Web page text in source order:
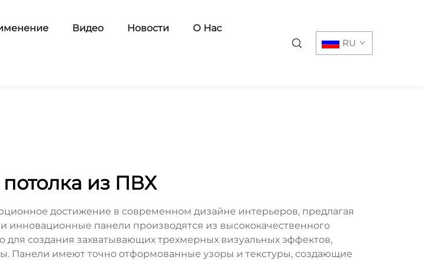
Видео Новости О Нас
RU
из ПВХ
достижение в современном дизайне интерьеров, предлагая
инновационные панели производятся из высококачественного
создания захватывающих трехмерных визуальных эффектов,
Панели имеют точно отформованные узоры и текстуры, создающие